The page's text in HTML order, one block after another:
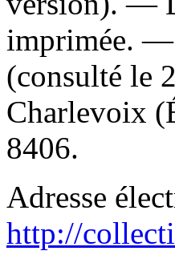
imprimée. —
(consulté le
Charlevoix
8406.
Adresse
http://